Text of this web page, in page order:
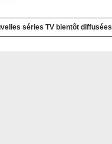
séries TV bientôt diffusées